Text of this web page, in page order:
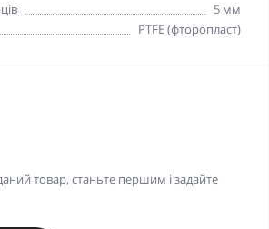
5 мм
PTFE (фторопласт)
товар, станьте першим і задайте